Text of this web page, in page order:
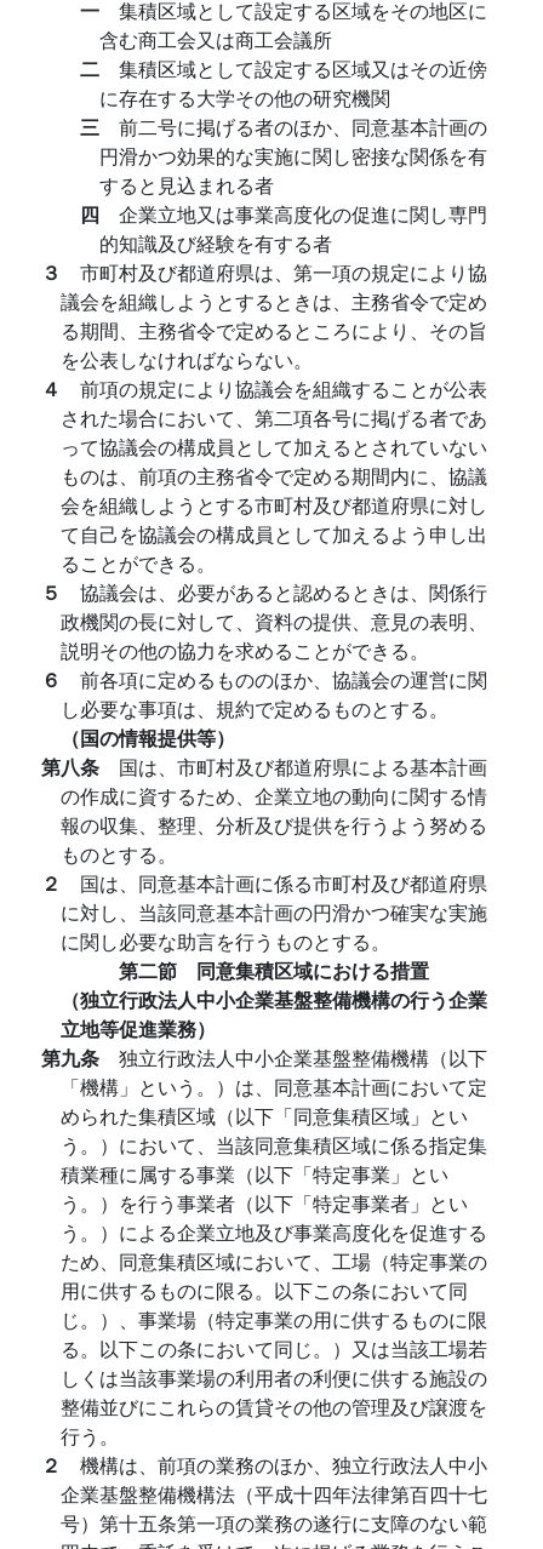
一 集積区域として設定する区域をその地区に
含む商工会又は商工会議所
二 集積区域として設定する区域又はその近傍
に存在する大学その他の研究機関
三 前二号に掲げる者のほか、同意基本計画の
円滑かつ効果的な実施に関し密接な関係を有
すると見込まれる者
四 企業立地又は事業高度化の促進に関し専門
的知識及び経験を有する者
３ 市町村及び都道府県は、第一項の規定により協
議会を組織しようとするときは、主務省令で定め
る期間、主務省令で定めるところにより、その旨
を公表しなければならない。
４ 前項の規定により協議会を組織することが公表
された場合において、第二項各号に掲げる者であ
って協議会の構成員として加えるとされていない
ものは、前項の主務省令で定める期間内に、協議
会を組織しようとする市町村及び都道府県に対し
て自己を協議会の構成員として加えるよう申し出
ることができる。
５ 協議会は、必要があると認めるときは、関係行
政機関の長に対して、資料の提供、意見の表明、
説明その他の協力を求めることができる。
６ 前各項に定めるもののほか、協議会の運営に関
し必要な事項は、規約で定めるものとする。
（国の情報提供等）
第八条 国は、市町村及び都道府県による基本計画
の作成に資するため、企業立地の動向に関する情
報の収集、整理、分析及び提供を行うよう努める
ものとする。
２ 国は、同意基本計画に係る市町村及び都道府県
に対し、当該同意基本計画の円滑かつ確実な実施
に関し必要な助言を行うものとする。
第二節 同意集積区域における措置
（独立行政法人中小企業基盤整備機構の行う企業
立地等促進業務）
第九条 独立行政法人中小企業基盤整備機構（以下
「機構」という。）は、同意基本計画において定
められた集積区域（以下「同意集積区域」とい
う。）において、当該同意集積区域に係る指定集
積業種に属する事業（以下「特定事業」とい
う。）を行う事業者（以下「特定事業者」とい
う。）による企業立地及び事業高度化を促進する
ため、同意集積区域において、工場（特定事業の
用に供するものに限る。以下この条において同
じ。）、事業場（特定事業の用に供するものに限
る。以下この条において同じ。）又は当該工場若
しくは当該事業場の利用者の利便に供する施設の
整備並びにこれらの賃貸その他の管理及び譲渡を
行う。
２ 機構は、前項の業務のほか、独立行政法人中小
企業基盤整備機構法（平成十四年法律第百四十七
号）第十五条第一項の業務の遂行に支障のない範